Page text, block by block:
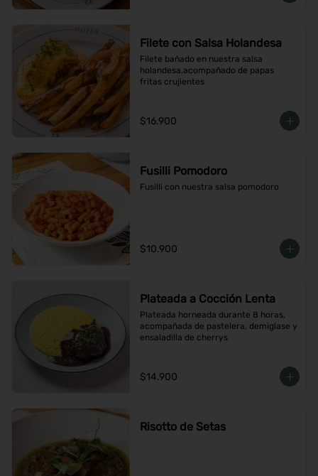
Filete con Salsa Holandesa
Filete bañado en nuestra salsa
holandesa,acompañado de papas
fritas crujientes
$16.900
Fusilli Pomodoro
Fusilli con nuestra salsa pomodoro
$10.900
Plateada a Cocción Lenta
Plateada horneada durante 8 horas,
acompañada de pastelera, demiglase y
ensaladilla de cherrys
$14.900
Risotto de Setas